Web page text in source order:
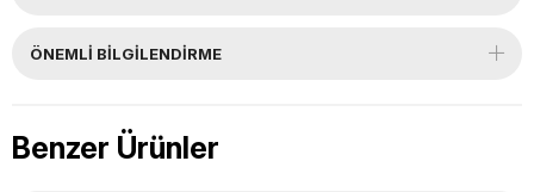
ÖNEMLI BILGILENDIRME
Benzer Ürünler